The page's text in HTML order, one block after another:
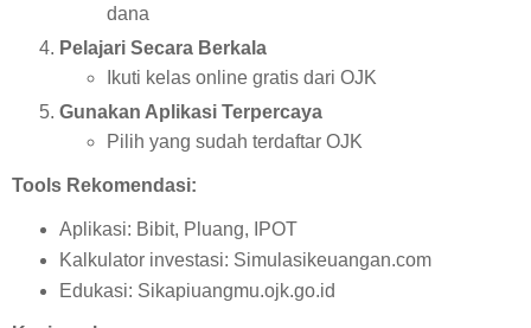
dana
Pelajari Secara Berkala
Ikuti kelas online gratis dari OJK
Gunakan Aplikasi Terpercaya
Pilih yang sudah terdaftar OJK
Tools Rekomendasi:
Aplikasi: Bibit, Pluang, IPOT
Kalkulator investasi: Simulasikeuangan.com
Edukasi: Sikapiuangmu.ojk.go.id